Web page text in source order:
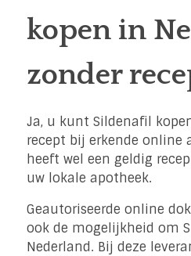
kopen in
zonder
Ja, u kunt Sildenafil
recept bij erkende online
heeft wel een geldig
uw lokale apotheek.
Geautoriseerde online
ook de mogelijkheid om
Nederland. Bij deze